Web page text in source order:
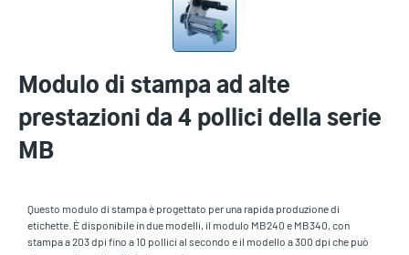
Modulo di stampa ad alte
prestazioni da 4 pollici della serie
MB
Questo modulo di stampa è progettato per una rapida produzione di
etichette. È disponibile in due modelli, il modulo MB240 e MB340, con
stampa a 203 dpi fino a 10 pollici al secondo e il modello a 300 dpi che può